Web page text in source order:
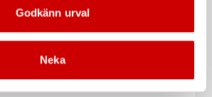
Godkänn urval
Neka